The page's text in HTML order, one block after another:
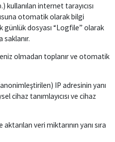
kullanılan internet tarayıcısı
otomatik olarak bilgi
dosyası “Logfile” olarak
saklanır.
olmadan toplanır ve otomatik
IP adresinin yanı
cihaz tanımlayıcısı ve cihaz
aktarılan veri miktarının yanı sıra